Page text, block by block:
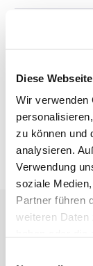
Diese
Wir verwenden
zu können und
analysieren.
Verwendung
soziale
Partner führen
weiteren Daten